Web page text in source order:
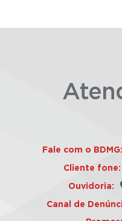
Fale com o BDMG:
Cliente fone:
Ouvidoria:
Canal de